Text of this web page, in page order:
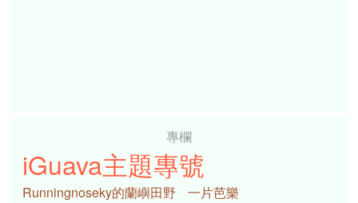
專欄
iGuava主題專號
Runningnoseky的蘭嶼田野 一片芭樂